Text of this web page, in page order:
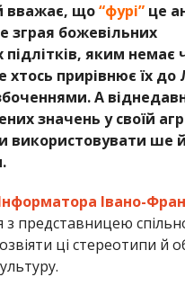
вважає, що“фурі”це
зграя божевільних
підлітків, яким немає
прирівнює їх до
А
значень у своїй
використовувати ше й
Івано-
з представницею
ці стереотипи й